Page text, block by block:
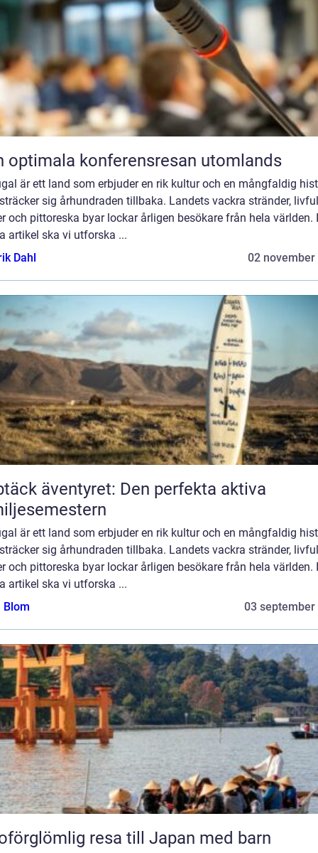
optimala konferensresan utomlands
är ett land som erbjuder en rik kultur och en mångfaldig
sig århundraden tillbaka. Landets vackra stränder,
och pittoreska byar lockar årligen besökare från hela världen. I
artikel ska vi utforska ...
Dahl
02 november
äventyret: Den perfekta aktiva
är ett land som erbjuder en rik kultur och en mångfaldig
sig århundraden tillbaka. Landets vackra stränder,
och pittoreska byar lockar årligen besökare från hela världen. I
artikel ska vi utforska ...
Blom
03 september
resa till Japan med barn